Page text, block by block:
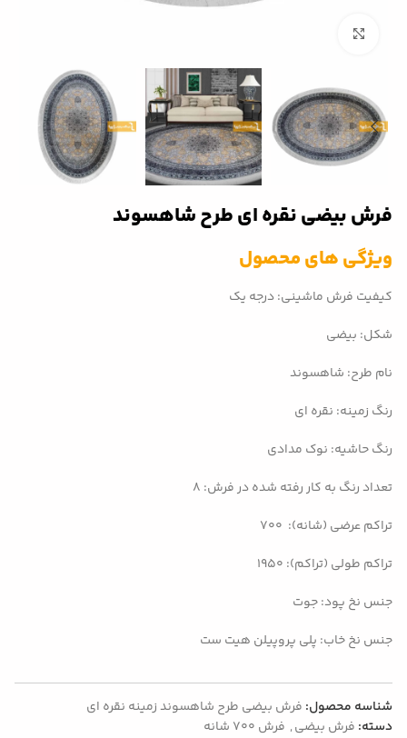
فرش بیضی نقره ای طرح شاهسوند
ویژگی های محصول
کیفیت فرش ماشینی: درجه یک
شکل: بیضی
نام طرح: شاهسوند
رنگ زمینه: نقره ای
رنگ حاشیه: نوک مدادی
تعداد رنگ به کار رفته شده در فرش: ۸
تراکم عرضی (شانه): ۷۰۰
تراکم طولی (تراکم): 195۰
جنس نخ پود: جوت
جنس نخ خاب: پلی پروپیلن هیت ست
شناسه محصول: فرش بیضی طرح شاهسوند زمینه نقره ای
دسته: فرش بیضی, فرش 700 شانه